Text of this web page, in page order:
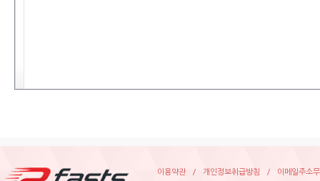
이용약관/ 개인정보취급방침 / 이메일주소